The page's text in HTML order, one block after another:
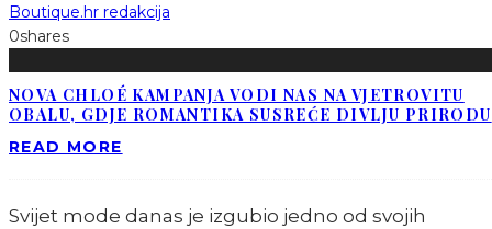
Boutique.hr redakcija
0shares
NOVA CHLOÉ KAMPANJA VODI NAS NA VJETROVITU
OBALU, GDJE ROMANTIKA SUSREĆE DIVLJU PRIRODU
READ MORE
Svijet mode danas je izgubio jedno od svojih